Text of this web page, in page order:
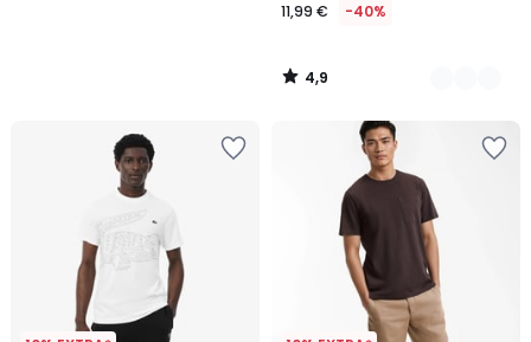
11,99 € -40%
4,9
/